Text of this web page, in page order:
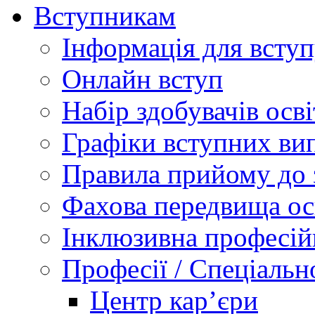
Вступникам
Інформація для
Онлайн вступ
Набір здобувачів
Графіки вступних
Правила прийому до
Фахова передвища
Інклюзивна
Професії /
Центр кар’єри